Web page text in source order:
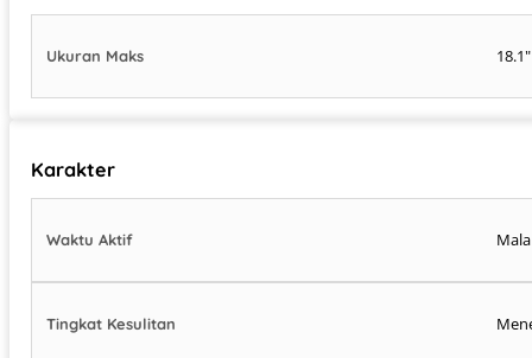
Ukuran Maks
Karakter
Waktu Aktif
Tingkat Kesulitan